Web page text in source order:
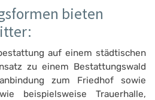
bieten
auf einem städtischen
zu einem Bestattungswald
zum Friedhof sowie
beispielsweise Trauerhalle,